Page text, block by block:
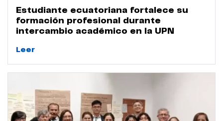
Estudiante ecuatoriana fortalece su
formación profesional durante
intercambio académico en la UPN
Leer